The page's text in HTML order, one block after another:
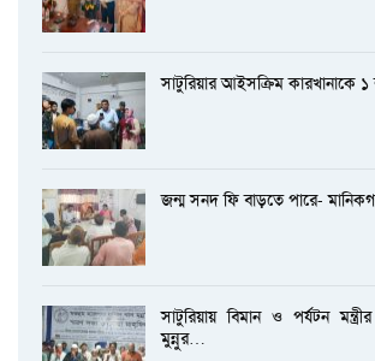
সাটুরিয়ার আইসক্রিম কারখানাকে ১
জন্ম সনদ ফি বাড়তে পারে-
সাটুরিয়ায় বিমান ও পর্যটন
মুন্নুর…